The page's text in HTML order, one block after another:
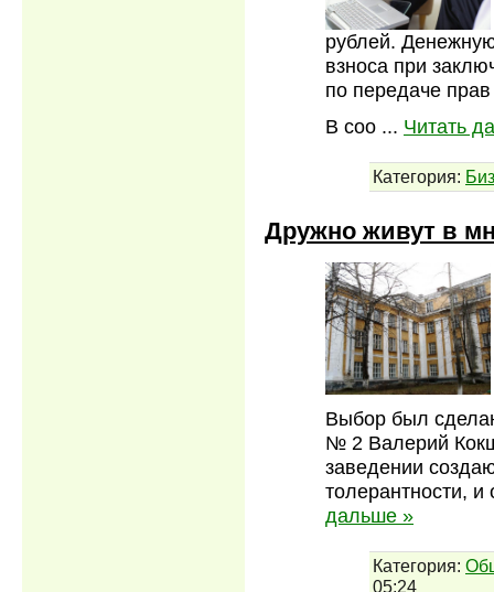
рублей.
взноса при
по передаче
В соо ... Читать
Категория:
Дружно живут в
Выбор был
№ 2 Валерий
заведении
толерантности,
дальше »
Категория:
05:24